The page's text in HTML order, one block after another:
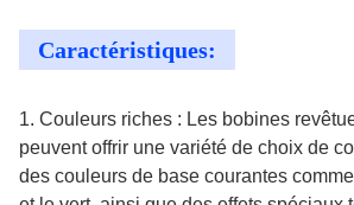
Caractéristiques:
1. Couleurs riches : Les bobines
peuvent offrir une variété de choix de
des couleurs de base courantes